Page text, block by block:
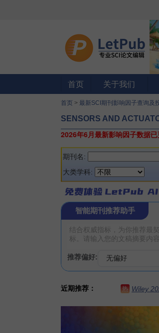
首页 关于我们
首页 > 最新SCI期刊影响因子查询及
SENSORS AND
2026年6月最新影响因子数据已
期刊名:
大类学科:
智能期刊推荐助手
推荐偏好:
近期推荐： 热 Wiley